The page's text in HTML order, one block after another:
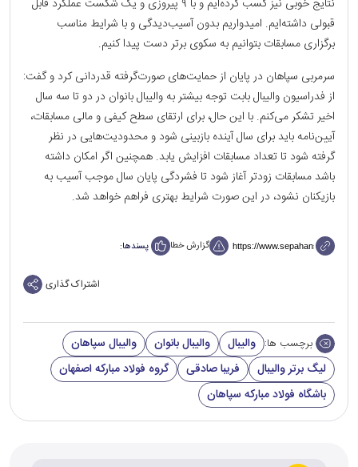
قبولی داشته‌ایم. امیدواریم بدون آسیب‌دیدگی و با شرایط مناسب
برگزاری مسابقات بتوانیم به سکوی برتر دست پیدا کنیم.
سرمربی سپاهان در پایان از حمایت‌های صورت‌گرفته قدردانی کرد و گفت:
از فدراسیون والیبال بابت توجه بیشتر به والیبال بانوان در دو تا سه سال
اخیر تشکر می‌کنم. با این حال، برای ارتقای سطح کیفی و مالی مسابقات،
آیین‌نامه باید برای سال آینده بازبینی شود و محدودیت‌هایی در نظر
گرفته شود تا تعداد مسابقات افزایش یابد. همچنین اگر امکان داشته
باشد مسابقات زودتر آغاز شود تا فشردگی پایان سال موجب آسیب به
بازیکنان نشود، در این صورت شرایط بهتری فراهم خواهد شد.
گزارش خطا پسندها:
اشتراک گذاری
برچسب ها: والیبال والیبال بانوان
والیبال سپاهان
لیگ برتر والیبال
فریبا صادقی
گروه فولاد مبارکه اصفهان
باشگاه فولاد مبارکه سپاهان